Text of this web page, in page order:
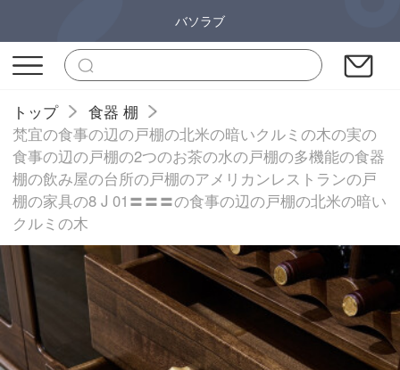
バソラブ
トップ
食器 棚
梵宜の食事の辺の戸棚の北米の暗いクルミの木の実の
食事の辺の戸棚の2つのお茶の水の戸棚の多機能の食器
棚の飲み屋の台所の戸棚のアメリカンレストランの戸
棚の家具の8 J 01〓〓〓の食事の辺の戸棚の北米の暗い
クルミの木